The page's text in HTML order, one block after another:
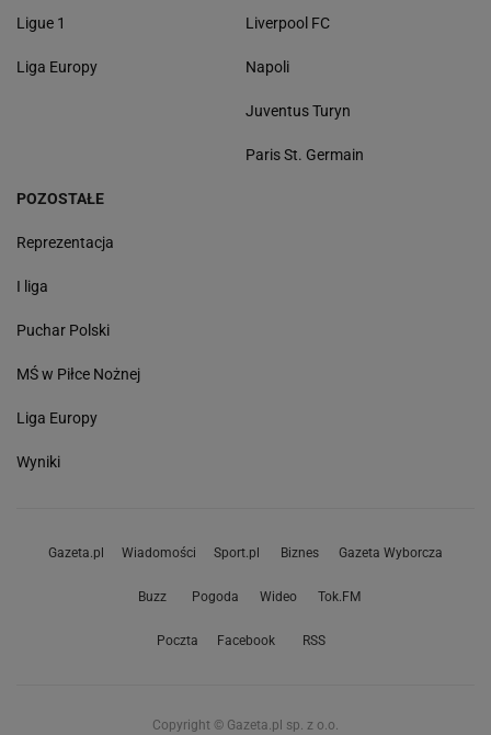
Ligue 1
Liga Europy
Liverpool FC
Napoli
Juventus Turyn
Paris St. Germain
POZOSTAŁE
Reprezentacja
I liga
Puchar Polski
MŚ w Piłce Nożnej
Liga Europy
Wyniki
Gazeta.pl Wiadomości Sport.pl Biznes Gazeta Wyborcza
Buzz Pogoda Wideo Tok.FM
Poczta Facebook RSS
Copyright © Gazeta.pl sp. z o.o.